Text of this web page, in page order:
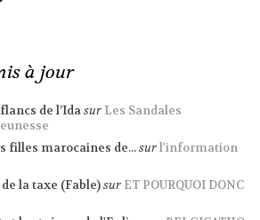
à jour
de l’Idasur Les Sandales
filles marocaines de...surl'information
la taxe (Fable)sur ET POURQUOI DONC